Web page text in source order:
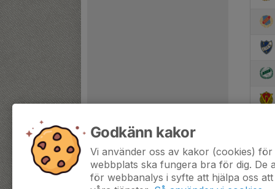
Godkänn kakor
Vi använder oss av kakor (cookies)
webbplats ska fungera bra för dig. De
för webbanalys i syfte att hjälpa oss